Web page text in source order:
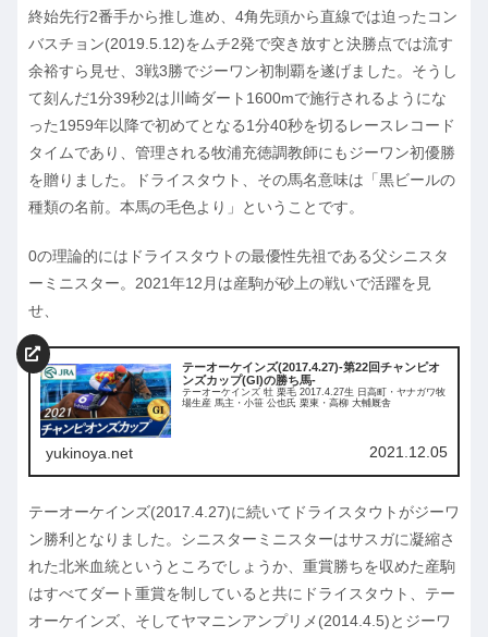
終始先行2番手から推し進め、4角先頭から直線では迫ったコン
バスチョン(2019.5.12)をムチ2発で突き放すと決勝点では流す
余裕すら見せ、3戦3勝でジーワン初制覇を遂げました。そうし
て刻んだ1分39秒2は川崎ダート1600mで施行されるようにな
った1959年以降で初めてとなる1分40秒を切るレースレコード
タイムであり、管理される牧浦充徳調教師にもジーワン初優勝
を贈りました。ドライスタウト、その馬名意味は「黒ビールの
種類の名前。本馬の毛色より」ということです。
0の理論的にはドライスタウトの最優性先祖である父シニスタ
ーミニスター。2021年12月は産駒が砂上の戦いで活躍を見
せ、
テーオーケインズ(2017.4.27)-第22回チャンピオ
ンズカップ(GI)の勝ち馬-
テーオーケインズ 牡 栗毛 2017.4.27生 日高町・ヤナガワ牧
場生産 馬主・小笹 公也氏 栗東・高柳 大輔厩舎
yukinoya.net 2021.12.05
テーオーケインズ(2017.4.27)に続いてドライスタウトがジーワ
ン勝利となりました。シニスターミニスターはサスガに凝縮さ
れた北米血統というところでしょうか、重賞勝ちを収めた産駒
はすべてダート重賞を制していると共にドライスタウト、テー
オーケインズ、そしてヤマニンアンプリメ(2014.4.5)とジーワ